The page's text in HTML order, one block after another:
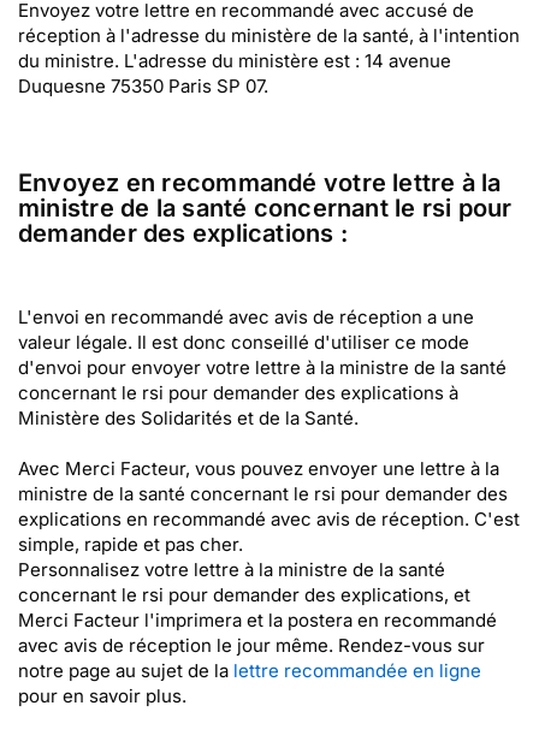
Envoyez votre lettre en recommandé avec accusé de
réception à l'adresse du ministère de la santé, à l'intention
du ministre. L'adresse du ministère est : 14 avenue
Duquesne 75350 Paris SP 07.
Envoyez en recommandé votre lettre à la
ministre de la santé concernant le rsi pour
demander des explications :
L'envoi en recommandé avec avis de réception a une
valeur légale. Il est donc conseillé d'utiliser ce mode
d'envoi pour envoyer votre lettre à la ministre de la santé
concernant le rsi pour demander des explications à
Ministère des Solidarités et de la Santé.
Avec Merci Facteur, vous pouvez envoyer une lettre à la
ministre de la santé concernant le rsi pour demander des
explications en recommandé avec avis de réception. C'est
simple, rapide et pas cher.
Personnalisez votre lettre à la ministre de la santé
concernant le rsi pour demander des explications, et
Merci Facteur l'imprimera et la postera en recommandé
avec avis de réception le jour même. Rendez-vous sur
notre page au sujet de la lettre recommandée en ligne
pour en savoir plus.